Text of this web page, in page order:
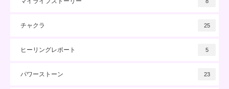
チャクラ 25
ヒーリングレポート 5
パワーストーン 23